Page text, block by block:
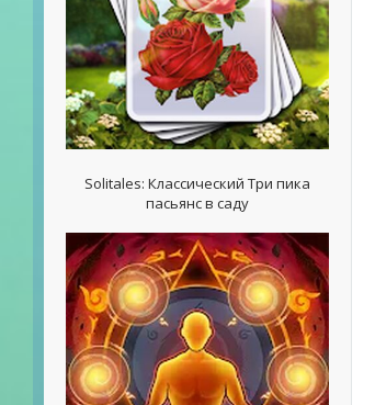
Solitales: Классический Три пика
пасьянс в саду